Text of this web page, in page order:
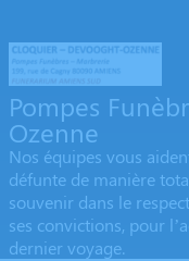
Pompes
Ozenne
Nos équipes vous
défunte de manière
souvenir dans le
ses convictions, pour
dernier voyage.